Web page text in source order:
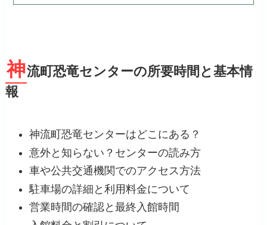
神流町恐竜センターの所要時間と基本情
報
神流町恐竜センターはどこにある？
意外と知らない？センターの読み方
車や公共交通機関でのアクセス方法
駐車場の詳細と利用料金について
営業時間の確認と最終入館時間